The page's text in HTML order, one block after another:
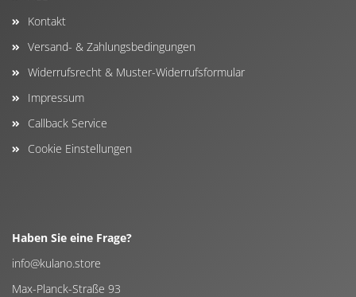
Kontakt
Versand- & Zahlungsbedingungen
Widerrufsrecht & Muster-Widerrufsformular
Impressum
Callback Service
Cookie Einstellungen
Haben Sie eine Frage?
info@kulano.store
Max-Planck-Straße 93